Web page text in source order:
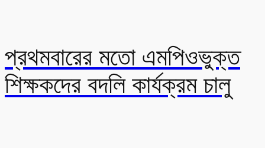
প্রথমবারের মতো এমপিওভুক্ত
শিক্ষকদের বদলি কার্যক্রম চালু